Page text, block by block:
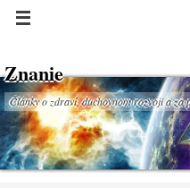
Znanie
Články o zdraví, duchovnom rozvoji a za